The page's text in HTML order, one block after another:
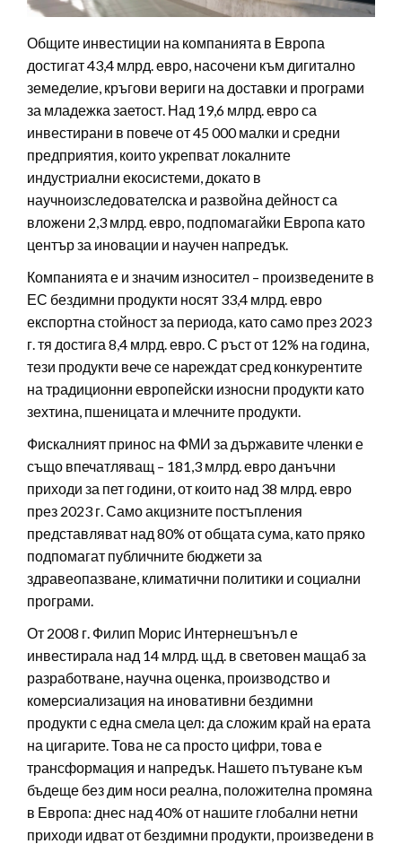
Общите инвестиции на компанията в Европа
достигат 43,4 млрд. евро, насочени към дигитално
земеделие, кръгови вериги на доставки и програми
за младежка заетост. Над 19,6 млрд. евро са
инвестирани в повече от 45 000 малки и средни
предприятия, които укрепват локалните
индустриални екосистеми, докато в
научноизследователска и развойна дейност са
вложени 2,3 млрд. евро, подпомагайки Европа като
център за иновации и научен напредък.
Компанията е и значим износител – произведените в
ЕС бездимни продукти носят 33,4 млрд. евро
експортна стойност за периода, като само през 2023
г. тя достига 8,4 млрд. евро. С ръст от 12% на година,
тези продукти вече се нареждат сред конкурентите
на традиционни европейски износни продукти като
зехтина, пшеницата и млечните продукти.
Фискалният принос на ФМИ за държавите членки е
също впечатляващ – 181,3 млрд. евро данъчни
приходи за пет години, от които над 38 млрд. евро
през 2023 г. Само акцизните постъпления
представляват над 80% от общата сума, като пряко
подпомагат публичните бюджети за
здравеопазване, климатични политики и социални
програми.
От 2008 г. Филип Морис Интернешънъл е
инвестирала над 14 млрд. щ.д. в световен мащаб за
разработване, научна оценка, производство и
комерсиализация на иновативни бездимни
продукти с една смела цел: да сложим край на ерата
на цигарите. Това не са просто цифри, това е
трансформация и напредък. Нашето пътуване към
бъдеще без дим носи реална, положителна промяна
в Европа: днес над 40% от нашите глобални нетни
приходи идват от бездимни продукти, произведени в